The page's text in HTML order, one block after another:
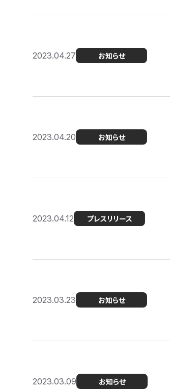
2023.04.27 お知らせ
2023.04.20 お知らせ
2023.04.12 プレスリリース
2023.03.23 お知らせ
2023.03.09 お知らせ